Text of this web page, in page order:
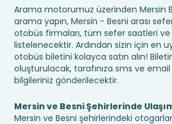
Arama motorumuz üzerinden Mersin
arama yapın, Mersin - Besni arası
otobüs firmaları, tüm sefer saatleri ve
listelenecektir. Ardından sizin için en
otobüs biletini kolayca satın alın!
oluşturulacak, tarafınıza sms ve
bilgileriniz gönderilecektir.
Mersin ve Besni Şehirlerinde
Mersin ve Besni şehirlerindeki